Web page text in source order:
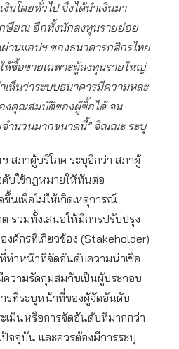
นโดยทั่วไป จึงได้นำเงินมา
ษียณ อีกทั้งนักลงทุนรายย่อย
ผ่านแอปฯ ของธนาคารกสิกรไทย
ซื้อขายเฉพาะผู้ลงทุนรายใหญ่
เห็นว่าระบบธนาคารมีความหละ
งคุณสมบัติของผู้ซื้อได้ จน
ำนวนมากขนาดนี้” จิณณะ ระบุ
สภาผู้บริโภค ระบุอีกว่า สภาผู้
คับใช้กฎหมายให้ทันต่อ
นเพื่อไม่ให้เกิดเหตุการณ์
รวมทั้งเสนอให้มีการปรับปรุง
ค์กรที่เกี่ยวข้อง (Stakeholder)
ทำหน้าที่จัดอันดับความน่าเชื่อ
วามรัดกุมสมกับเป็นผู้ประกอบ
รที่ระบุหน้าที่ของผู้จัดอันดับ
เมินหรือการจัดอันดับที่มากกว่า
จจุบัน และควรต้องมีการระบุ